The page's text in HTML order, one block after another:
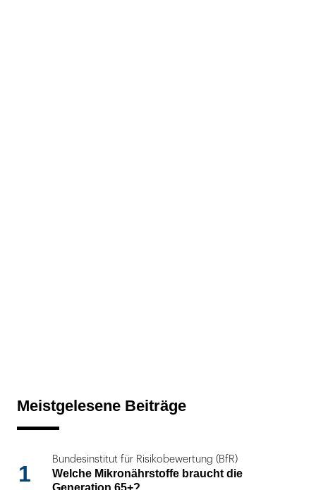
Meistgelesene Beiträge
1
Bundesinstitut für Risikobewertung (BfR)
Welche Mikronährstoffe braucht die